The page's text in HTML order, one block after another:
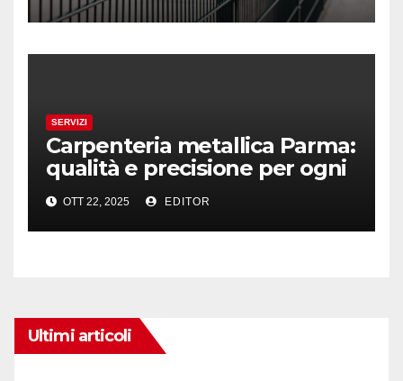
SERVIZI
Carpenteria metallica Parma:
qualità e precisione per ogni
progetto
OTT 22, 2025 EDITOR
Ultimi articoli